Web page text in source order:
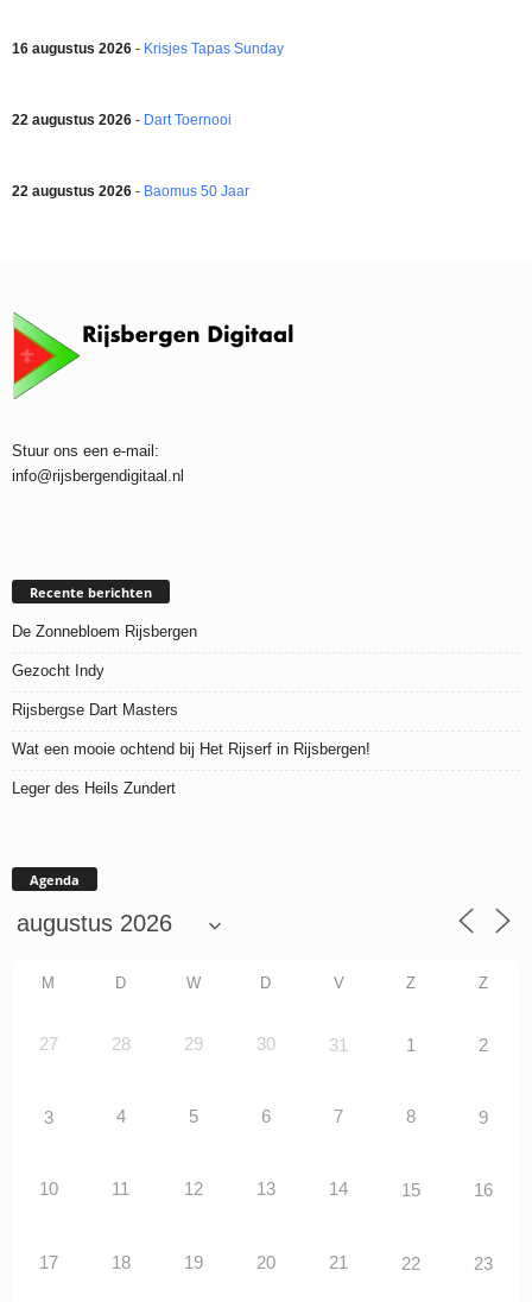
16 augustus 2026 - Krisjes Tapas Sunday
22 augustus 2026 - Dart Toernooi
22 augustus 2026 - Baomus 50 Jaar
Stuur ons een e-mail:
info@rijsbergendigitaal.nl
Recente berichten
De Zonnebloem Rijsbergen
Gezocht Indy
Rijsbergse Dart Masters
Wat een mooie ochtend bij Het Rijserf in Rijsbergen!
Leger des Heils Zundert
Agenda
M D W D V Z Z
27 28 29 30 31 1 2
3 4 5 6 7 8 9
10 11 12 13 14 15 16
17 18 19 20 21 22 23